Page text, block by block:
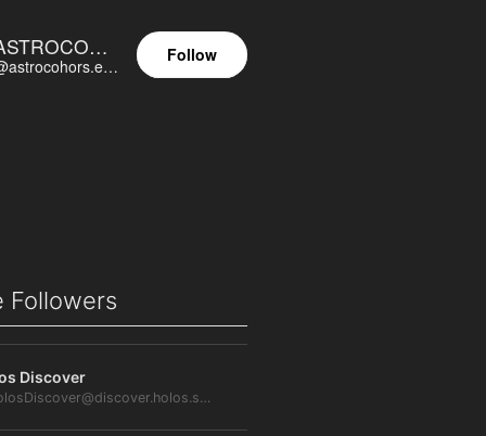
ASTROCOHORS EUNOIA ULTIMA
@astrocohors.eu@astrocohors.eu
Follow
Followers
Discover
@HolosDiscover@discover.holos.social